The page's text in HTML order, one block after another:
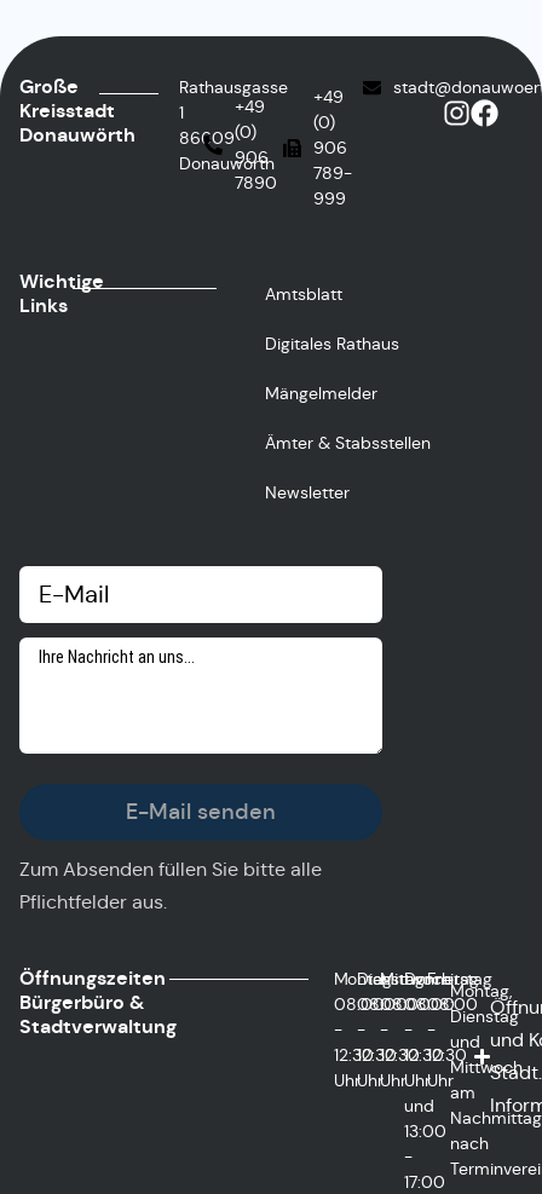
Große
Kreisstadt
Donauwörth
Rathausgasse
1
86609
Donauwörth
+49
(0)
906
7890
+49
(0)
906
789-
999
Wichtige
Links
Amtsblatt
Digitales Rathaus
Mängelmelder
Ämter & Stabsstellen
Newsletter
E-Mail senden
Zum Absenden füllen Sie bitte alle
Pflichtfelder aus.
Öffnungszeiten
Bürgerbüro &
Stadtverwaltung
Montag
08:00
-
12:30
Uhr
Dienstag
08:00
-
12:30
Uhr
Mittwoch
08:00
-
12:30
Uhr
Donnerstag
08:00
-
12:30
Uhr
und
13:00
-
17:00
Freitag
08:00
-
12:30
Uhr
Montag,
Dienstag
und
Mittwoch
am
Nachmittag
nach
und